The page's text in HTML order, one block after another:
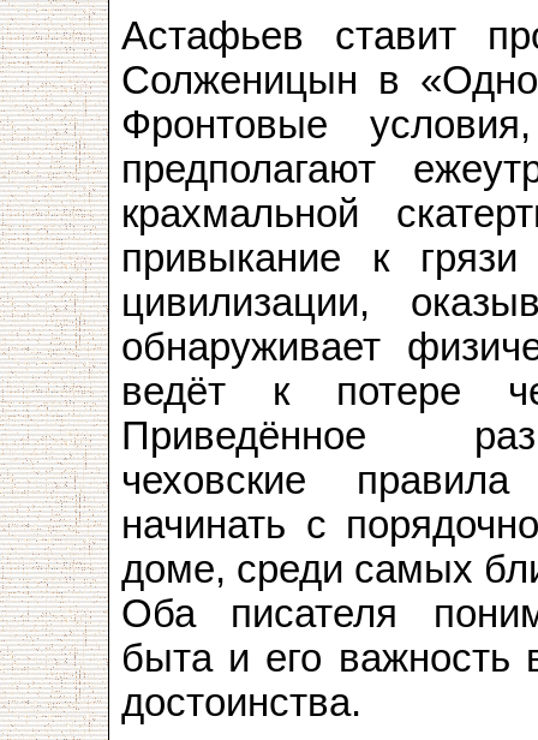
Астафьев ставит
Солженицын в
Фронтовые
предполагают
крахмальной
привыкание к
цивилизации,
обнаруживает
ведёт к потере
Приведённое
чеховские
начинать с
доме, среди самых
Оба писателя
быта и его важность
достоинства.